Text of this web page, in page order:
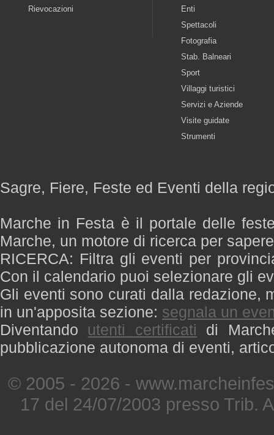
Rievocazioni
Enti
Spettacoli
Fotografia
Stab. Balneari
Sport
Villaggi turistici
Servizi e Aziende
Visite guidate
Strumenti
Sagre, Fiere, Feste ed Eventi della
Marche in Festa è il portale delle
Marche, un motore di ricerca per
RICERCA: Filtra gli eventi per
Con il calendario puoi selezionare gli
Gli eventi sono curati dalla redazione,
in un'apposita sezione: segnala un
Diventando utenti certificati di
pubblicazione autonoma di eventi,
© 2005 - 2026 -
17 del 24/07/2003 presso Trib.